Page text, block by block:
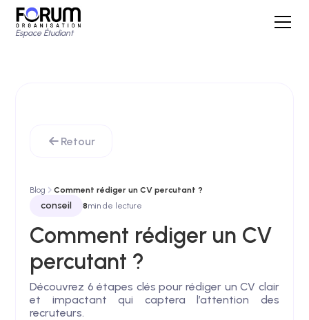
Espace Étudiant
Retour
Blog Comment rédiger un CV percutant ?
conseil 8min de lecture
Comment rédiger un CV
percutant ?
Découvrez 6 étapes clés pour rédiger un CV clair
et impactant qui captera l’attention des
recruteurs.